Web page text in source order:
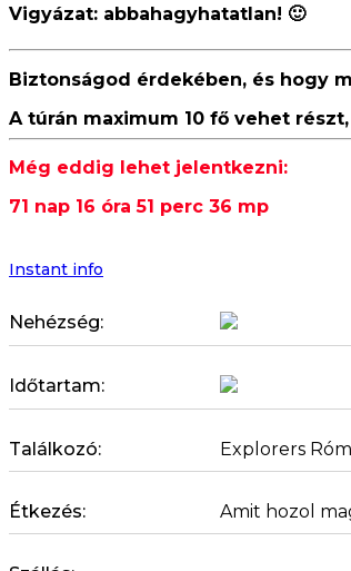
Vigyázat: abbahagyhatatlan! 🙂
Biztonságod érdekében, és hogy
A túrán maximum 10 fő vehet
Még eddig lehet jelentkezni:
71 nap 16 óra 51 perc 35 mp
Instant info
Nehézség:
Időtartam:
Találkozó: Explorers
Étkezés: Amit hozol